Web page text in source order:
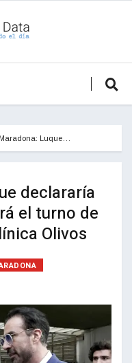
Luque…
declararía
el turno de
Olivos